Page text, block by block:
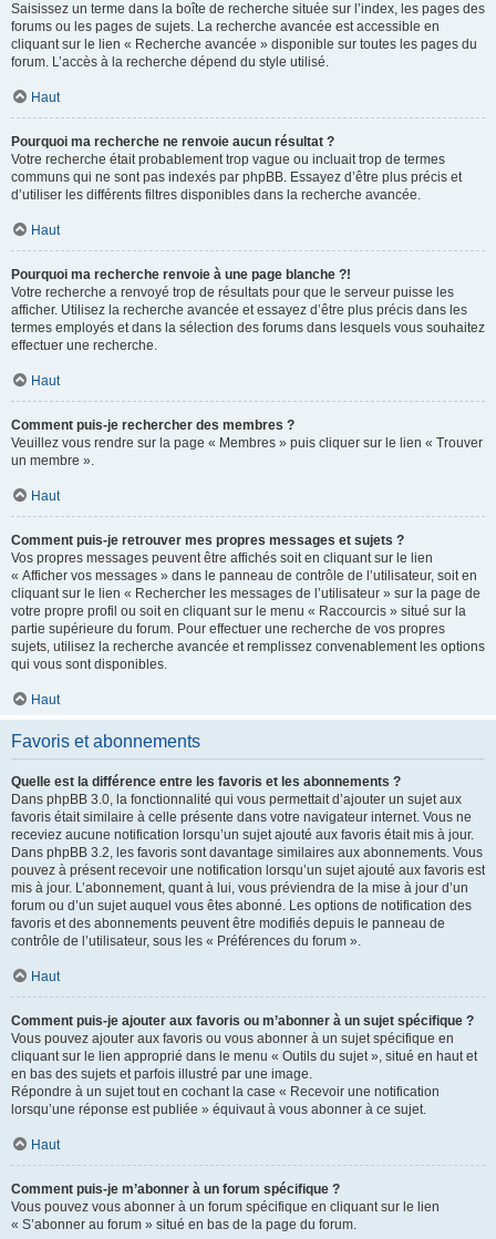
Saisissez un terme dans la boîte de recherche située sur l’index, les pages des
forums ou les pages de sujets. La recherche avancée est accessible en
cliquant sur le lien « Recherche avancée » disponible sur toutes les pages du
forum. L’accès à la recherche dépend du style utilisé.
Haut
Pourquoi ma recherche ne renvoie aucun résultat ?
Votre recherche était probablement trop vague ou incluait trop de termes
communs qui ne sont pas indexés par phpBB. Essayez d’être plus précis et
d’utiliser les différents filtres disponibles dans la recherche avancée.
Haut
Pourquoi ma recherche renvoie à une page blanche ?!
Votre recherche a renvoyé trop de résultats pour que le serveur puisse les
afficher. Utilisez la recherche avancée et essayez d’être plus précis dans les
termes employés et dans la sélection des forums dans lesquels vous souhaitez
effectuer une recherche.
Haut
Comment puis-je rechercher des membres ?
Veuillez vous rendre sur la page « Membres » puis cliquer sur le lien « Trouver
un membre ».
Haut
Comment puis-je retrouver mes propres messages et sujets ?
Vos propres messages peuvent être affichés soit en cliquant sur le lien
« Afficher vos messages » dans le panneau de contrôle de l’utilisateur, soit en
cliquant sur le lien « Rechercher les messages de l’utilisateur » sur la page de
votre propre profil ou soit en cliquant sur le menu « Raccourcis » situé sur la
partie supérieure du forum. Pour effectuer une recherche de vos propres
sujets, utilisez la recherche avancée et remplissez convenablement les options
qui vous sont disponibles.
Haut
Favoris et abonnements
Quelle est la différence entre les favoris et les abonnements ?
Dans phpBB 3.0, la fonctionnalité qui vous permettait d’ajouter un sujet aux
favoris était similaire à celle présente dans votre navigateur internet. Vous ne
receviez aucune notification lorsqu’un sujet ajouté aux favoris était mis à jour.
Dans phpBB 3.2, les favoris sont davantage similaires aux abonnements. Vous
pouvez à présent recevoir une notification lorsqu’un sujet ajouté aux favoris est
mis à jour. L’abonnement, quant à lui, vous préviendra de la mise à jour d’un
forum ou d’un sujet auquel vous êtes abonné. Les options de notification des
favoris et des abonnements peuvent être modifiés depuis le panneau de
contrôle de l’utilisateur, sous les « Préférences du forum ».
Haut
Comment puis-je ajouter aux favoris ou m’abonner à un sujet spécifique ?
Vous pouvez ajouter aux favoris ou vous abonner à un sujet spécifique en
cliquant sur le lien approprié dans le menu « Outils du sujet », situé en haut et
en bas des sujets et parfois illustré par une image.
Répondre à un sujet tout en cochant la case « Recevoir une notification
lorsqu’une réponse est publiée » équivaut à vous abonner à ce sujet.
Haut
Comment puis-je m’abonner à un forum spécifique ?
Vous pouvez vous abonner à un forum spécifique en cliquant sur le lien
« S’abonner au forum » situé en bas de la page du forum.